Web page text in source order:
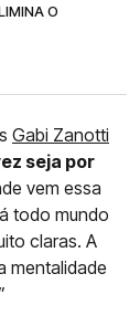
O
Gabi Zanotti
seja por
vem essa
todo mundo
claras. A
mentalidade